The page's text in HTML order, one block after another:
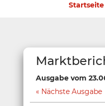
Startseite
Ausgabe vom
Nächste Ausgabe